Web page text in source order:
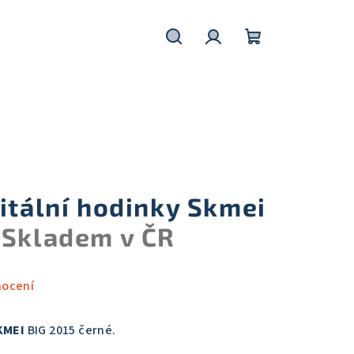
hodinky Skmei
Skladem v ČR
BIG 2015 černé.